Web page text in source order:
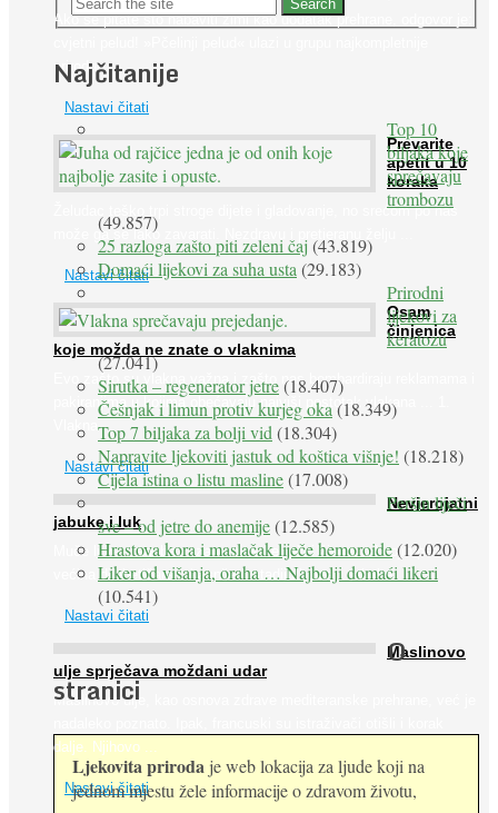
Ako se pitate što nabaviti zimi kao dodatak prehrane, odgovor je:
prirodne ...
Nastavi čitati
Prevarite
apetit u 10
koraka
Želudac teško trpi stroge dijete i gladovanje, no srećom po nas
može ga se lako zavarati. Nezdravu i pretjeranu želju ...
Nastavi čitati
Osam
činjenica
koje možda ne znate o vlaknima
Evo zašto su vlakna važna i zašto nas bombardiraju reklamama i
pakiranjima u kojima obećavaju najviši postotak vlakana ... 1.
Vlakna ...
Nastavi čitati
Nevjerojatni
jabuke i luk
Muče li vas tegobe vezane uz srce, oči i živce, od kojih pati
većina dijabetičara u kasnijem stadiju bolesti, jabuke ...
Nastavi čitati
Maslinovo
ulje sprječava moždani udar
Maslinovo ulje, kao osnova zdrave mediteranske prehrane, već je
dalje. Njihovo ...
Nastavi čitati
Najčitanije
Top 10
biljaka koje
sprečavaju
trombozu
(49.857)
25 razloga zašto piti zeleni čaj(43.819)
Domaći lijekovi za suha usta(29.183)
Prirodni
lijekovi za
keratozu
(27.041)
Sirutka – regenerator jetre(18.407)
Češnjak i limun protiv kurjeg oka(18.349)
Top 7 biljaka za bolji vid(18.304)
Napravite ljekoviti jastuk od koštica višnje! (18.218)
Cijela istina o listu masline(17.008)
Peršin liječi
sve – od jetre do anemije(12.585)
Hrastova kora i maslačak liječe hemoroide(12.020)
Liker od višanja, oraha … Najbolji domaći likeri
(10.541)
O
stranici
Ljekovita priroda je web lokacija za ljude koji na
jednom mjestu žele informacije o zdravom životu,